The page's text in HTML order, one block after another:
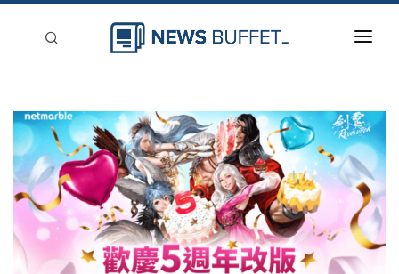
新聞稿分類
登入
刊登